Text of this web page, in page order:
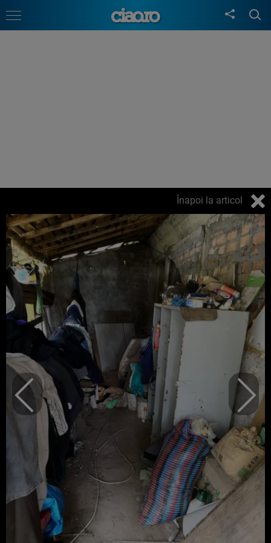
Înapoi la articol